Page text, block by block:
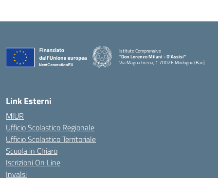
Istituto Comprensivo
"Don Lorenzo Milani - D’Assisi"
Via Magna Grecia, 1 70026 Modugno (Bari)
— Visita la pagina iniziale della scuola
Link Esterni
MIUR
Ufficio Scolastico Regionale
Ufficio Scolastico Territoriale
Scuola in Chiaro
Iscrizioni On Line
Invalsi